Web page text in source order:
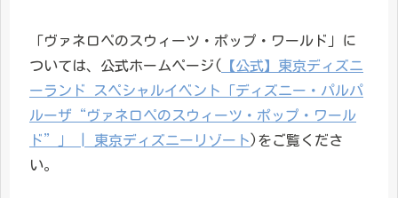
「ヴァネロペのスウィーツ・ポップ・ワールド」に
ついては、公式ホームページ(
【公式】東京ディズニ
ーランド スペシャルイベント「ディズニー・パルパ
ルーザ“ヴァネロペのスウィーツ・ポップ・ワール
ド”」 | 東京ディズニーリゾート )をご覧くださ
い。